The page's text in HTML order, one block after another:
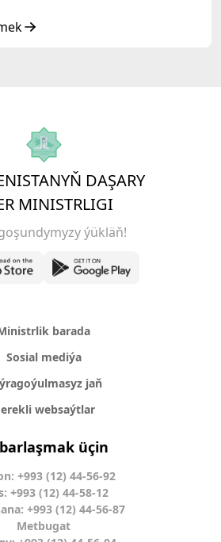
DAŞARY
MINISTRLIGI
ýükläň!
barada
Sosial mediýa
jaň
websaýtlar
üçin
+993 (12) 44-56-92
+993 (12) 44-58-12
+993 (12) 44-56-87
Metbugat